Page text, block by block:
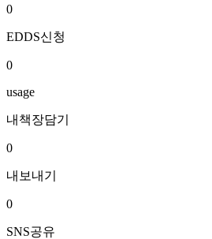
0
EDDS신청
0
usage
내책장담기
0
내보내기
0
SNS공유